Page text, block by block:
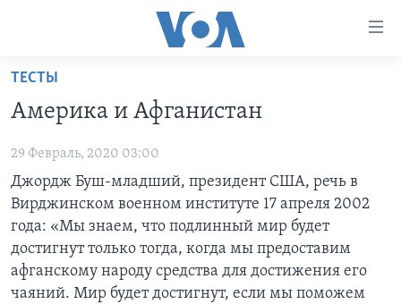
Перейти
основной
Перейти
основной
навигации
Перейти
поиск
ПРОГРАММЫ
АМЕРИКА
НОВОСТИ ЗА МИНУТУ
ИТОГИ
ПОЧЕМУ ЭТО ВАЖНО?
ДИСКУССИЯ VOA
ПРОЕКТЫ
УЧИМ АНГЛИЙСКИЙ
НАША АМЕРИКАНСКАЯ ИСТОРИЯ
А КАК В АМЕРИКЕ?
АРТЕФАКТЫ
ЭКСПЕРТИЗА
ИНТЕРВЬЮ
ФАКТЫ ПРОТИВ ФЕЙКОВ
ЗА СВОБОДУ ПРЕССЫ
ТЕСТЫ
Америка и Афганистан
29 Февраль, 2020 03:00
Джордж Буш-младший, президент США, речь в
Вирджинском военном институте 17 апреля 2002
года: «Мы знаем, что подлинный мир будет
достигнут только тогда, когда мы предоставим
афганскому народу средства для достижения его
чаяний. Мир будет достигнут, если мы поможем